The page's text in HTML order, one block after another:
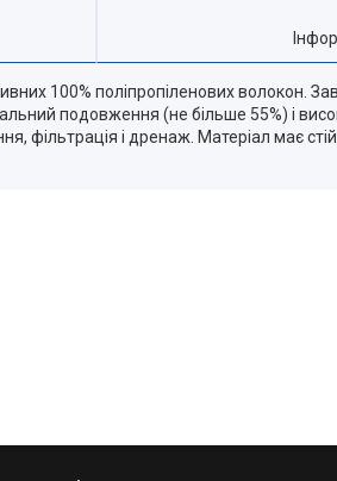
100% поліпропіленових волокон.
подовження (не більше 55%) і
фільтрація і дренаж. Матеріал має